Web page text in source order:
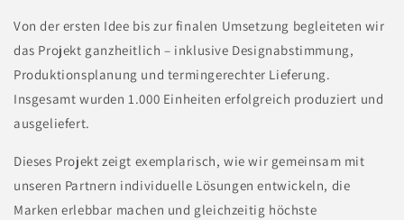
Von der ersten Idee bis zur finalen Umsetzung begleiteten wir
das Projekt ganzheitlich – inklusive Designabstimmung,
Produktionsplanung und termingerechter Lieferung.
Insgesamt wurden 1.000 Einheiten erfolgreich produziert und
ausgeliefert.
Dieses Projekt zeigt exemplarisch, wie wir gemeinsam mit
unseren Partnern individuelle Lösungen entwickeln, die
Marken erlebbar machen und gleichzeitig höchste